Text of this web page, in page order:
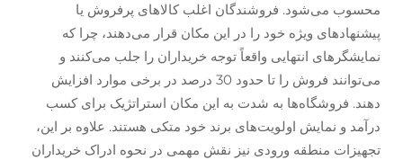
محسوب می‌شود. فروشندگان اغلب کالاهای پرفروش یا
پیشنهادهای ویژه خود را در این مکان قرار می‌دهند، چرا که
نمایشگرهای انتهایی واقعاً توجه خریداران را جلب می‌کنند و
می‌توانند فروش را تا حدود 30 درصد در برخی موارد افزایش
دهند. فروشگاه‌ها به شدت به این مکان استراتژیک برای کسب
درآمد و نمایش اولویت‌های برند خود متکی هستند. علاوه بر این،
تجهیزات منطقه ورودی نیز نقش مهمی در نحوه ادراک خریداران